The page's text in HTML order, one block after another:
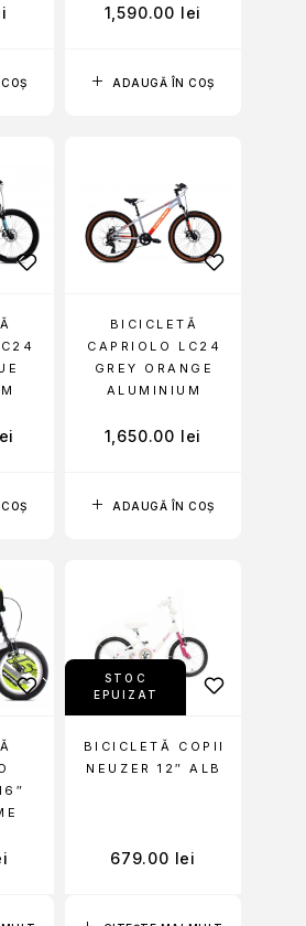
ADAUGĂ ÎN COȘ
1,590.00 lei
ADAUGĂ ÎN COȘ
BICICLETĂ
CAPRIOLO LC24
GREY ORANGE
ALUMINIUM
1,650.00 lei
STOC
EPUIZAT
BICICLETĂ COPII
NEUZER 12″ ALB
679.00 lei